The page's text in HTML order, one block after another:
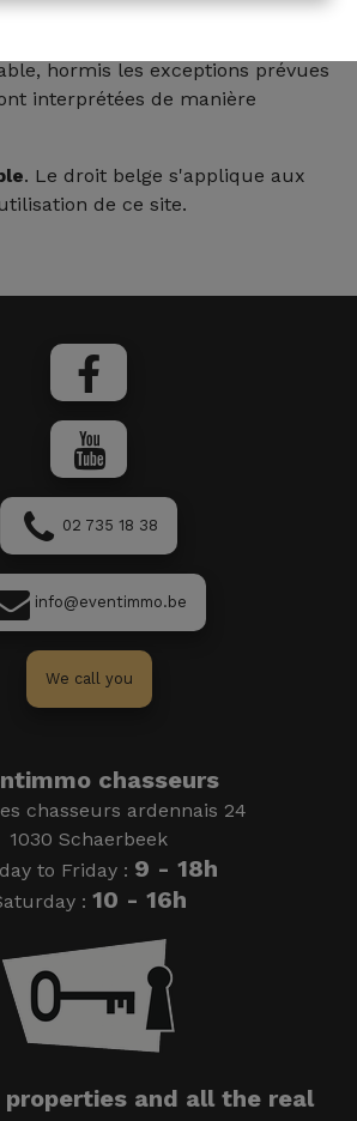
matériel photographique,
hormis les exceptions prévues
interprétées de manière
. Le droit belge s'applique aux
de ce site.
02 735 18 38
info@eventimmo.be
We call you
chasseurs
chasseurs ardennais 24
1030 Schaerbeek
to Friday : 9 - 18h
: 10 - 16h
and all the real